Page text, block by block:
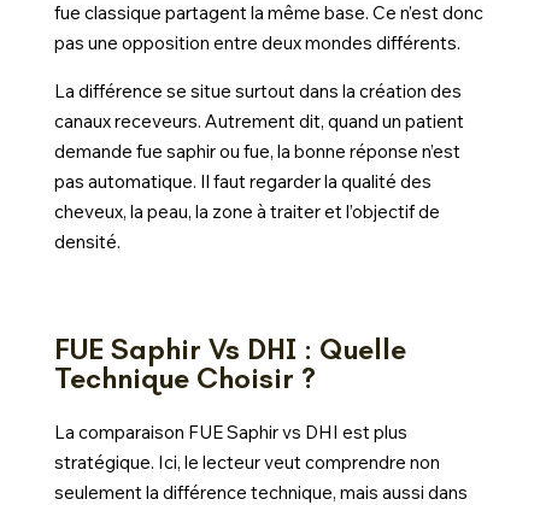
fue classique partagent la même base. Ce n’est donc
pas une opposition entre deux mondes différents.
La différence se situe surtout dans la création des
canaux receveurs. Autrement dit, quand un patient
demande fue saphir ou fue, la bonne réponse n’est
pas automatique. Il faut regarder la qualité des
cheveux, la peau, la zone à traiter et l’objectif de
densité.
FUE Saphir Vs DHI : Quelle
Technique Choisir ?
La comparaison FUE Saphir vs DHI est plus
stratégique. Ici, le lecteur veut comprendre non
seulement la différence technique, mais aussi dans